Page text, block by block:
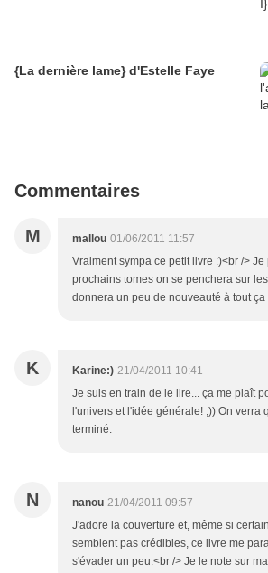
{La dernière lame} d'Estelle Faye
Commentaires
M mallou 01/06/2011 11:57
Vraiment sympa ce petit livre :)<br />
prochains tomes on se penchera sur
donnera un peu de nouveauté à tout ça
K Karine:) 21/04/2011 10:41
Je suis en train de le lire... ça me plaît
l'univers et l'idée générale! ;)) On verra
terminé.
N nanou 21/04/2011 09:57
J'adore la couverture et, même si
semblent pas crédibles, ce livre me
s'évader un peu.<br /> Je le note sur